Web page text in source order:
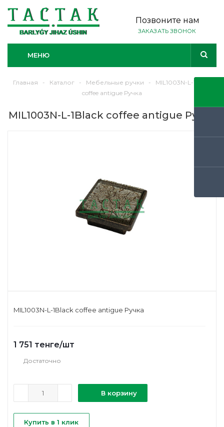
Позвоните нам
ЗАКАЗАТЬ ЗВОНОК
МЕНЮ
Главная - Каталог - Мебельные ручки -
MIL1003N-L-1Black
coffee antigue Ручка
MIL1003N-L-1Black coffee antigue Ручка
MIL1003N-L-1Black coffee antigue Ручка
1 751 тенге/шт
Достаточно
В корзину
Купить в 1 клик